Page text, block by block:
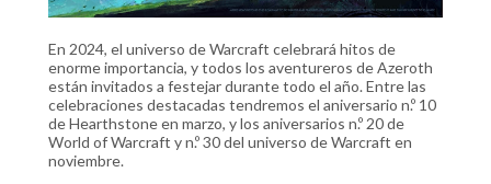
En 2024, el universo de Warcraft celebrará hitos de
enorme importancia, y todos los aventureros de Azeroth
están invitados a festejar durante todo el año. Entre las
celebraciones destacadas tendremos el aniversario n.º 10
de Hearthstone en marzo, y los aniversarios n.º 20 de
World of Warcraft y n.º 30 del universo de Warcraft en
noviembre.